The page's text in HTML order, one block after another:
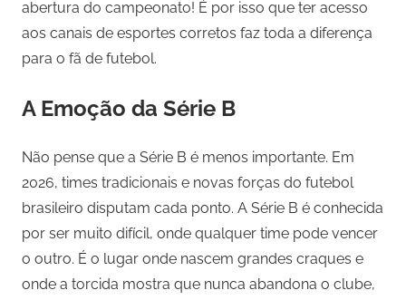
abertura do campeonato! É por isso que ter acesso
aos canais de esportes corretos faz toda a diferença
para o fã de futebol.
A Emoção da Série B
Não pense que a Série B é menos importante. Em
2026, times tradicionais e novas forças do futebol
brasileiro disputam cada ponto. A Série B é conhecida
por ser muito difícil, onde qualquer time pode vencer
o outro. É o lugar onde nascem grandes craques e
onde a torcida mostra que nunca abandona o clube,